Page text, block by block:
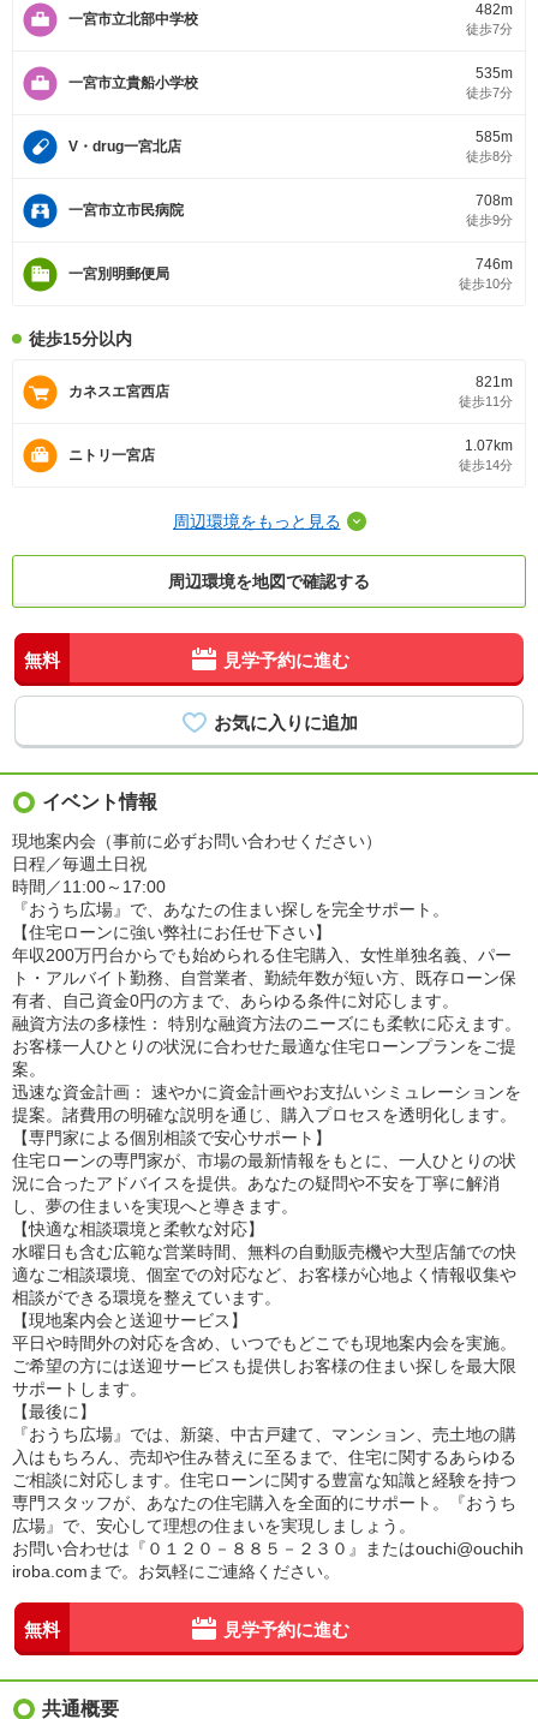
一宮市立北部中学校
482m
徒歩7分
一宮市立貴船小学校
535m
徒歩7分
V・drug一宮北店
585m
徒歩8分
一宮市立市民病院
708m
徒歩9分
一宮別明郵便局
746m
徒歩10分
徒歩15分以内
カネスエ宮西店
821m
徒歩11分
ニトリ一宮店
1.07km
徒歩14分
周辺環境をもっと見る
周辺環境を地図で確認する
無料 見学予約に進む
イベント情報
現地案内会（事前に必ずお問い合わせください）
日程／毎週土日祝
時間／11:00～17:00
『おうち広場』で、あなたの住まい探しを完全サポート。
【住宅ローンに強い弊社にお任せ下さい】
年収200万円台からでも始められる住宅購入、女性単独名義、パー
ト・アルバイト勤務、自営業者、勤続年数が短い方、既存ローン保
有者、自己資金0円の方まで、あらゆる条件に対応します。
融資方法の多様性： 特別な融資方法のニーズにも柔軟に応えます。
お客様一人ひとりの状況に合わせた最適な住宅ローンプランをご提
案。
迅速な資金計画： 速やかに資金計画やお支払いシミュレーションを
提案。諸費用の明確な説明を通じ、購入プロセスを透明化します。
【専門家による個別相談で安心サポート】
住宅ローンの専門家が、市場の最新情報をもとに、一人ひとりの状
況に合ったアドバイスを提供。あなたの疑問や不安を丁寧に解消
し、夢の住まいを実現へと導きます。
【快適な相談環境と柔軟な対応】
水曜日も含む広範な営業時間、無料の自動販売機や大型店舗での快
適なご相談環境、個室での対応など、お客様が心地よく情報収集や
相談ができる環境を整えています。
【現地案内会と送迎サービス】
平日や時間外の対応を含め、いつでもどこでも現地案内会を実施。
ご希望の方には送迎サービスも提供しお客様の住まい探しを最大限
サポートします。
【最後に】
『おうち広場』では、新築、中古戸建て、マンション、売土地の購
入はもちろん、売却や住み替えに至るまで、住宅に関するあらゆる
ご相談に対応します。住宅ローンに関する豊富な知識と経験を持つ
専門スタッフが、あなたの住宅購入を全面的にサポート。『おうち
広場』で、安心して理想の住まいを実現しましょう。
お問い合わせは『０１２０－８８５－２３０』またはouchi@ouchih
iroba.comまで。お気軽にご連絡ください。
無料 見学予約に進む
共通概要